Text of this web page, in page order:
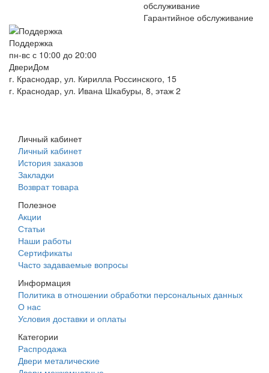
Гарантийное обслуживание
Поддержка
пн-вс с 10:00 до 20:00
ДвериДом
г. Краснодар, ул. Кирилла Россинского, 15
г. Краснодар, ул. Ивана Шкабуры, 8, этаж 2
Личный кабинет
Личный кабинет
История заказов
Закладки
Возврат товара
Полезное
Акции
Статьи
Наши работы
Сертификаты
Часто задаваемые вопросы
Информация
Политика в отношении обработки персональных данных
О нас
Условия доставки и оплаты
Категории
Распродажа
Двери металические